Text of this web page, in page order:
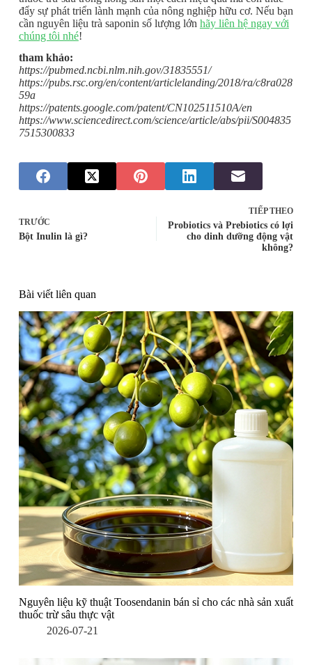
đẩy sự phát triển lành mạnh của nông nghiệp hữu cơ. Nếu bạn
cần nguyên liệu trà saponin số lượng lớn hãy liên hệ ngay với
chúng tôi nhé!
tham khảo:
https://pubmed.ncbi.nlm.nih.gov/31835551/
https://pubs.rsc.org/en/content/articlelanding/2018/ra/c8ra028
59a
https://patents.google.com/patent/CN102511510A/en
https://www.sciencedirect.com/science/article/abs/pii/S004835
7515300833
TRƯỚC
Bột Inulin là gì?
TIẾP THEO
Probiotics và Prebiotics có lợi
cho dinh dưỡng động vật
không?
Bài viết liên quan
Nguyên liệu kỹ thuật Toosendanin bán sỉ cho các nhà sản xuất
thuốc trừ sâu thực vật
2026-07-21